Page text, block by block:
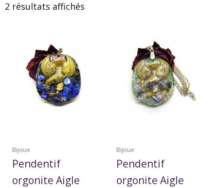
2 résultats affichés
Bijoux
Pendentif
orgonite Aigle
Bijoux
Pendentif
orgonite Aigle